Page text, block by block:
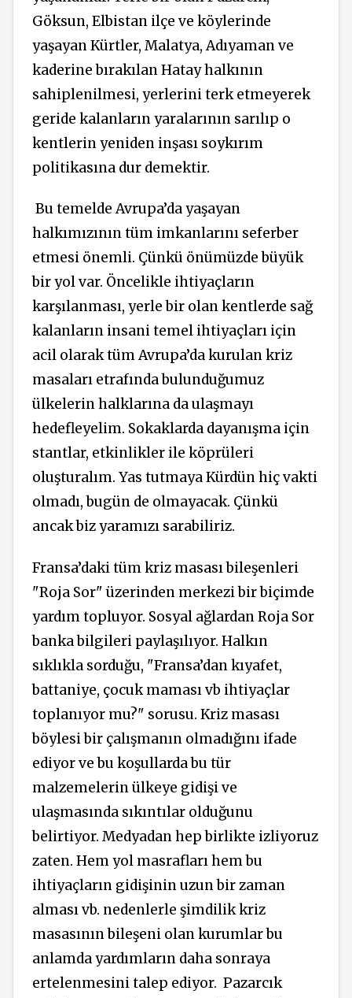
Göksun, Elbistan ilçe ve köylerinde
yaşayan Kürtler, Malatya, Adıyaman ve
kaderine bırakılan Hatay halkının
sahiplenilmesi, yerlerini terk etmeyerek
geride kalanların yaralarının sarılıp o
kentlerin yeniden inşası soykırım
politikasına dur demektir.
Bu temelde Avrupa’da yaşayan
halkımızının tüm imkanlarını seferber
etmesi önemli. Çünkü önümüzde büyük
bir yol var. Öncelikle ihtiyaçların
karşılanması, yerle bir olan kentlerde sağ
kalanların insani temel ihtiyaçları için
acil olarak tüm Avrupa’da kurulan kriz
masaları etrafında bulunduğumuz
ülkelerin halklarına da ulaşmayı
hedefleyelim. Sokaklarda dayanışma için
stantlar, etkinlikler ile köprüleri
oluşturalım. Yas tutmaya Kürdün hiç vakti
olmadı, bugün de olmayacak. Çünkü
ancak biz yaramızı sarabiliriz.
Fransa’daki tüm kriz masası bileşenleri
"Roja Sor" üzerinden merkezi bir biçimde
yardım topluyor. Sosyal ağlardan Roja Sor
banka bilgileri paylaşılıyor. Halkın
sıklıkla sorduğu, "Fransa’dan kıyafet,
battaniye, çocuk maması vb ihtiyaçlar
toplanıyor mu?" sorusu. Kriz masası
böylesi bir çalışmanın olmadığını ifade
ediyor ve bu koşullarda bu tür
malzemelerin ülkeye gidişi ve
ulaşmasında sıkıntılar olduğunu
belirtiyor. Medyadan hep birlikte izliyoruz
zaten. Hem yol masrafları hem bu
ihtiyaçların gidişinin uzun bir zaman
alması vb. nedenlerle şimdilik kriz
masasının bileşeni olan kurumlar bu
anlamda yardımların daha sonraya
ertelenmesini talep ediyor. Pazarcık